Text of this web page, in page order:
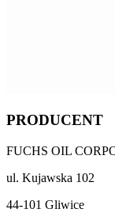
PRODUCENT
FUCHS OIL
ul. Kujawska 102
44-101 Gliwice